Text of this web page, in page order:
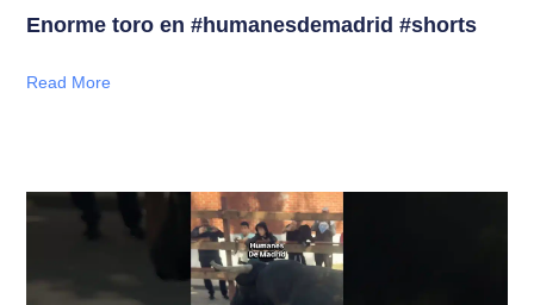
Enorme toro en #humanesdemadrid #shorts
Read More